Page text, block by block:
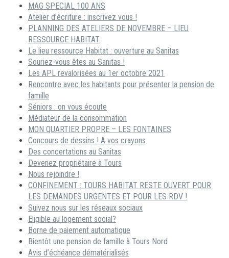
MAG SPECIAL 100 ANS
Atelier d’écriture : inscrivez vous !
PLANNING DES ATELIERS DE NOVEMBRE – LIEU
RESSOURCE HABITAT
Le lieu ressource Habitat : ouverture au Sanitas
Souriez-vous êtes au Sanitas !
Les APL revalorisées au 1er octobre 2021
Rencontre avec les habitants pour présenter la pension de
famille
Séniors : on vous écoute
Médiateur de la consommation
MON QUARTIER PROPRE – LES FONTAINES
Concours de dessins ! A vos crayons
Des concertations au Sanitas
Devenez propriétaire à Tours
Nous rejoindre !
CONFINEMENT : TOURS HABITAT RESTE OUVERT POUR
LES DEMANDES URGENTES ET POUR LES RDV !
Suivez nous sur les réseaux sociaux
Eligible au logement social?
Borne de paiement automatique
Bientôt une pension de famille à Tours Nord
Avis d’échéance dématérialisés